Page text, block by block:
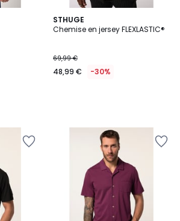
STHUGE
Chemise en jersey FLEXLASTIC®
69,99 €
48,99 € -30%